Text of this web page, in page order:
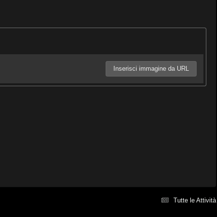
Inserisci immagine da URL
Tutte le Attività